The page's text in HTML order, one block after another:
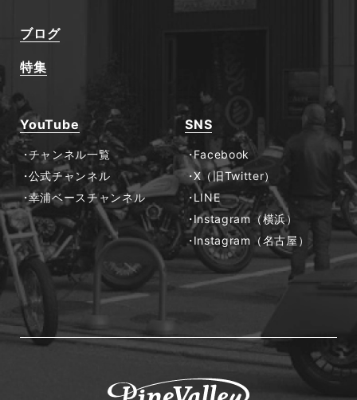
ブログ
特集
YouTube
チャンネル一覧
公式チャンネル
幸浦ベースチャンネル
SNS
Facebook
X（旧Twitter）
LINE
Instagram（横浜）
Instagram（名古屋）